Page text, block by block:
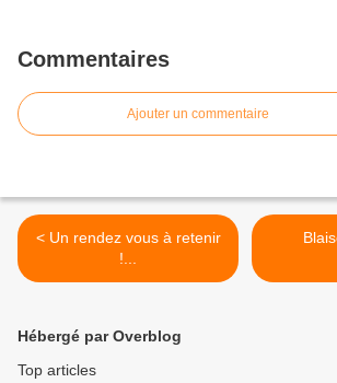
Commentaires
Ajouter un commentaire
< Un rendez vous à retenir
!...
Hébergé par Overblog
Top articles